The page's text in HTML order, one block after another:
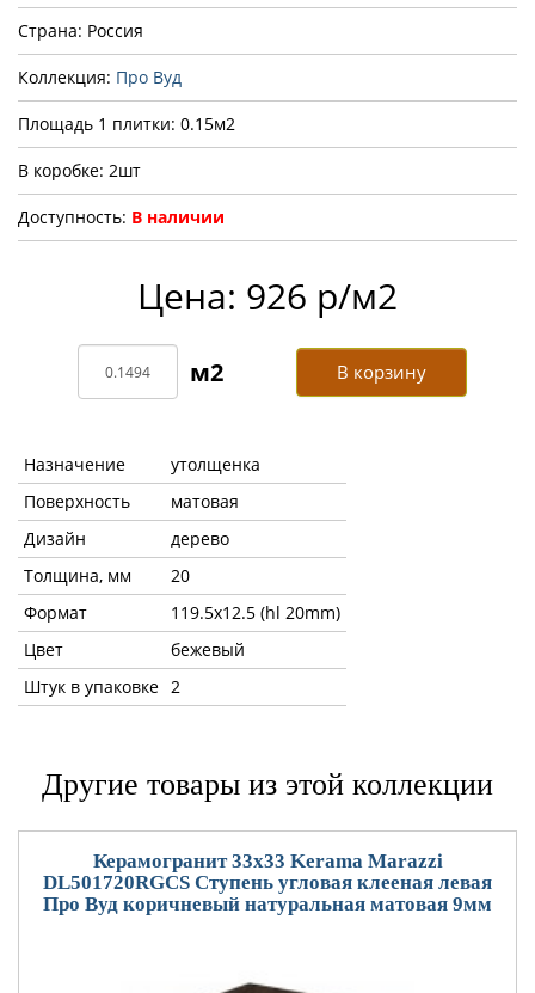
Страна: Россия
Коллекция: Про Вуд
Площадь 1 плитки: 0.15м2
В коробке: 2шт
Доступность: В наличии
Цена: 926 р/м2
В корзину
Назначение
утолщенка
Поверхность
матовая
Дизайн
дерево
Толщина, мм
20
Формат
119.5x12.5 (hl 20mm)
Цвет
бежевый
Штук в упаковке 2
Другие товары из этой коллекции
Керамогранит 33x33 Kerama Marazzi
DL501720RGCS Ступень угловая клееная левая
Про Вуд коричневый натуральная матовая 9мм